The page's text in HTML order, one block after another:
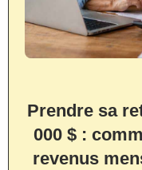
Prendre sa
000 $ :
revenus